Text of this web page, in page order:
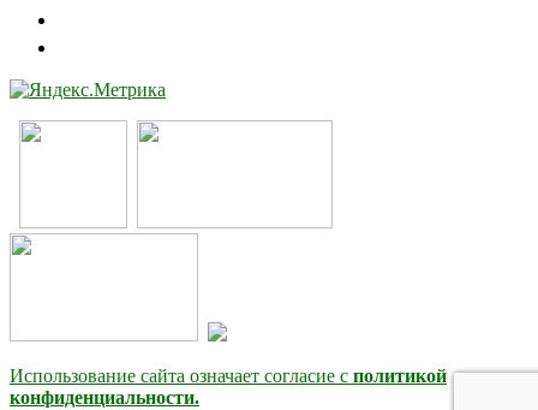
Использование сайта означает согласие с политикой
конфиденциальности.